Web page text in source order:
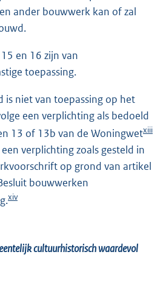
ander bouwwerk kan of zal
en 16 zijn van
toepassing.
is niet van toepassing op het
een verplichting als bedoeld
13 of 13b van de Woningwetxiii
verplichting zoals gesteld in
op grond van artikel
bouwwerken
xiv
cultuurhistorisch waardevol